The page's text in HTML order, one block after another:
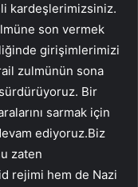
kardeşlerimizsiniz.
son vermek
girişimlerimizi
zulmünün sona
Bir
sarmak için
ediyoruz.Biz
zaten
rejimi hem de Nazi